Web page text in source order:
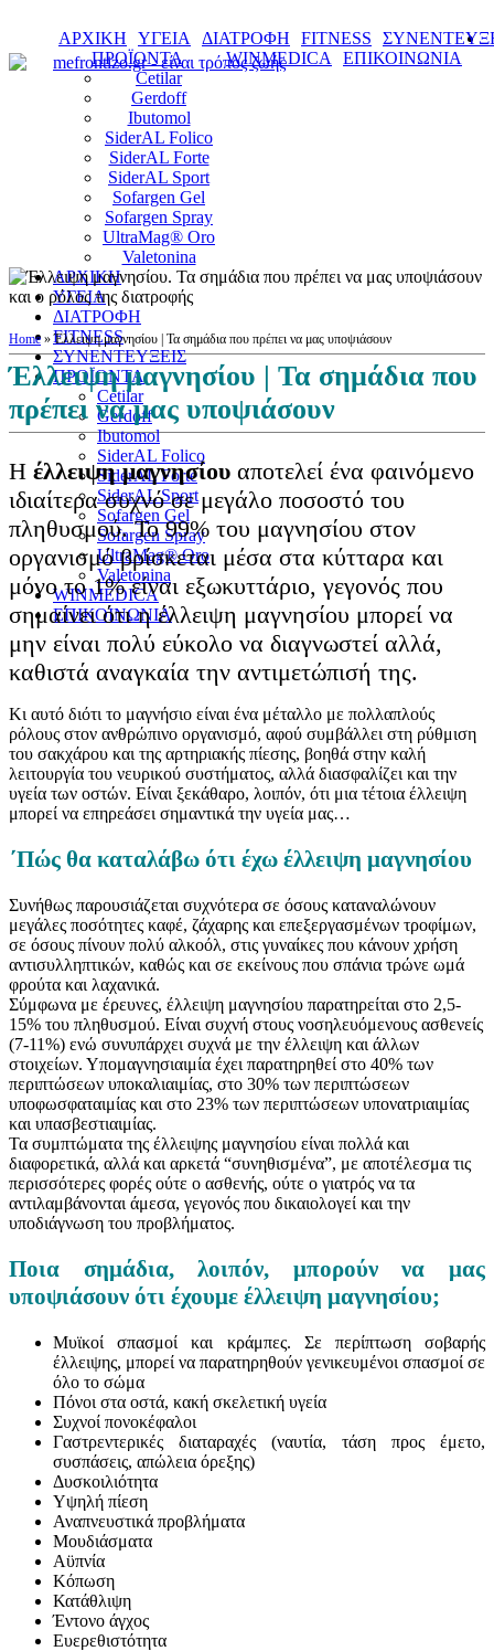
ΑΡΧΙΚΗ ΥΓΕΙΑ ΔΙΑΤΡΟΦΗ FITNESS
ΠΡΟΪΟΝΤΑ
Cetilar
Gerdoff
Ibutomol
SiderAL Folico
SiderAL Forte
SiderAL Sport
Sofargen Gel
Sofargen Spray
UltraMag® Oro
Valetonina
WINMEDICA ΕΠΙΚΟΙΝΩΝΙΑ
ΑΡΧΙΚΗ
ΥΓΕΙΑ
ΔΙΑΤΡΟΦΗ
FITNESS
ΣΥΝΕΝΤΕΥΞΕΙΣ
ΠΡΟΪΟΝΤΑ
Cetilar
Gerdoff
Ibutomol
SiderAL Folico
SiderAL Forte
SiderAL Sport
Sofargen Gel
Sofargen Spray
UltraMag® Oro
Valetonina
WINMEDICA
ΕΠΙΚΟΙΝΩΝΙΑ
Home »Έλλειψη μαγνησίου | Τα σημάδια που πρέπει να μας υποψιάσουν
Έλλειψη μαγνησίου | Τα σημάδια που
πρέπει να μας υποψιάσουν
Η έλλειψη μαγνησίου αποτελεί ένα φαινόμενο
ιδιαίτερα συχνό σε μεγάλο ποσοστό του
πληθυσμού. Το 99% του μαγνησίου στον
οργανισμό βρίσκεται μέσα στα κύτταρα και
μόνο το 1% είναι εξωκυττάριο, γεγονός που
σημαίνει ότι η έλλειψη μαγνησίου μπορεί να
μην είναι πολύ εύκολο να διαγνωστεί αλλά,
καθιστά αναγκαία την αντιμετώπισή της.
Κι αυτό διότι το μαγνήσιο είναι ένα μέταλλο με πολλαπλούς
ρόλους στον ανθρώπινο οργανισμό, αφού συμβάλλει στη ρύθμιση
του σακχάρου και της αρτηριακής πίεσης, βοηθά στην καλή
λειτουργία του νευρικού συστήματος, αλλά διασφαλίζει και την
υγεία των οστών. Είναι ξεκάθαρο, λοιπόν, ότι μια τέτοια έλλειψη
μπορεί να επηρεάσει σημαντικά την υγεία μας…
΄Πώς θα καταλάβω ότι έχω έλλειψη μαγνησίου
Συνήθως παρουσιάζεται συχνότερα σε όσους καταναλώνουν
μεγάλες ποσότητες καφέ, ζάχαρης και επεξεργασμένων τροφίμων,
σε όσους πίνουν πολύ αλκοόλ, στις γυναίκες που κάνουν χρήση
αντισυλληπτικών, καθώς και σε εκείνους που σπάνια τρώνε ωμά
φρούτα και λαχανικά.
Σύμφωνα με έρευνες, έλλειψη μαγνησίου παρατηρείται στο 2,5-
15% του πληθυσμού. Είναι συχνή στους νοσηλευόμενους ασθενείς
(7-11%) ενώ συνυπάρχει συχνά με την έλλειψη και άλλων
στοιχείων. Υπομαγνησιαιμία έχει παρατηρηθεί στο 40% των
περιπτώσεων υποκαλιαιμίας, στο 30% των περιπτώσεων
υποφωσφαταιμίας και στο 23% των περιπτώσεων υπονατριαιμίας
και υπασβεστιαιμίας.
Τα συμπτώματα της έλλειψης μαγνησίου είναι πολλά και
διαφορετικά, αλλά και αρκετά “συνηθισμένα”, με αποτέλεσμα τις
περισσότερες φορές ούτε ο ασθενής, ούτε ο γιατρός να τα
αντιλαμβάνονται άμεσα, γεγονός που δικαιολογεί και την
υποδιάγνωση του προβλήματος.
Ποια σημάδια, λοιπόν, μπορούν να μας
υποψιάσουν ότι έχουμε έλλειψη μαγνησίου;
Μυϊκοί σπασμοί και κράμπες. Σε περίπτωση σοβαρής
έλλειψης, μπορεί να παρατηρηθούν γενικευμένοι σπασμοί σε
όλο το σώμα
Πόνοι στα οστά, κακή σκελετική υγεία
Συχνοί πονοκέφαλοι
Γαστρεντερικές διαταραχές (ναυτία, τάση προς έμετο,
συσπάσεις, απώλεια όρεξης)
Δυσκοιλιότητα
Υψηλή πίεση
Αναπνευστικά προβλήματα
Μουδιάσματα
Αϋπνία
Κόπωση
Κατάθλιψη
Έντονο άγχος
Ευερεθιστότητα